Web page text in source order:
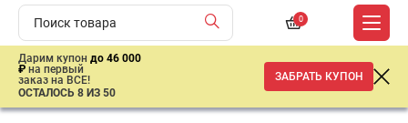
0
Дарим купон до 46 000
₽ на первый
заказ на ВСЕ!
ОСТАЛОСЬ 8 ИЗ 50
ЗАБРАТЬ КУПОН